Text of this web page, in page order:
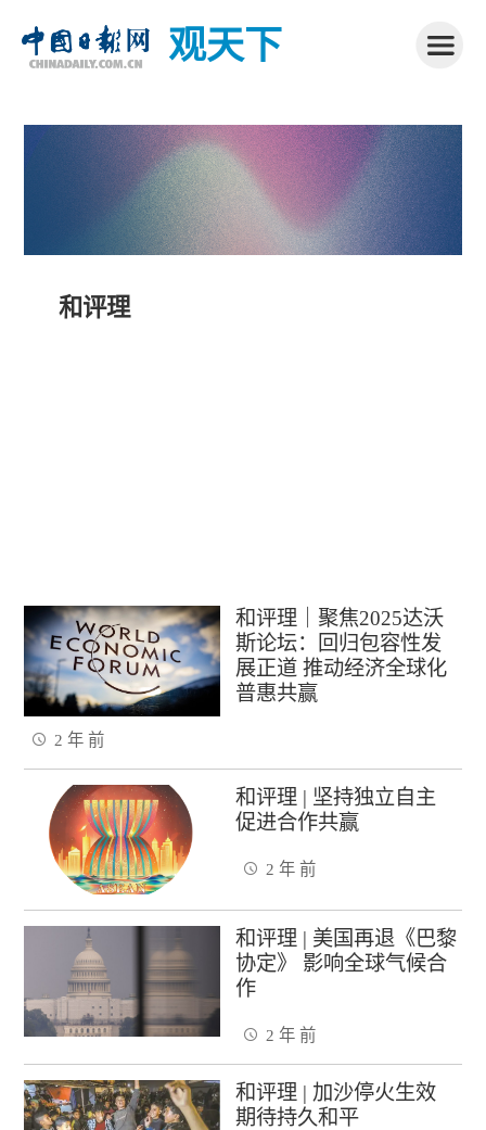
观天下
和评理
和评理｜聚焦2025达沃
斯论坛：回归包容性发
展正道 推动经济全球化
普惠共赢
2 年 前
和评理 | 坚持独立自主
促进合作共赢
2 年 前
和评理 | 美国再退《巴黎
协定》 影响全球气候合
作
2 年 前
和评理 | 加沙停火生效
期待持久和平